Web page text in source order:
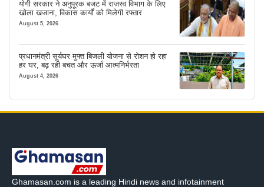
योगी सरकार ने अनुपूरक बजट में राजस्व विभाग के लिए
खोला खजाना, विकास कार्यों को मिलेगी रफ्तार
August 5, 2026
प्रधानमंत्री सूर्यघर मुफ्त बिजली योजना से रोशन हो रहा
हर घर, बढ़ रही बचत और ऊर्जा आत्मनिर्भरता
August 4, 2026
Ghamasan.com is a leading Hindi news and infotainment